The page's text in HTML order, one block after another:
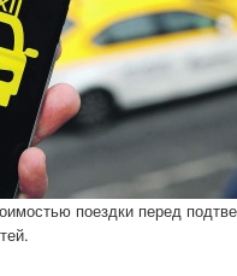
поездки перед